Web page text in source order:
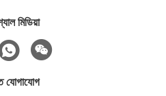
মিডিয়া
যোগাযোগ